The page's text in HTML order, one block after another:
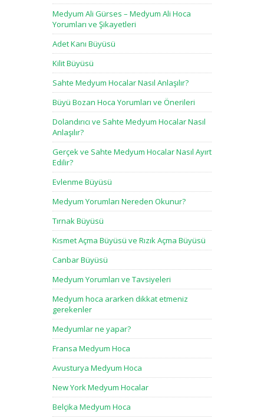
Medyum Ali Gürses – Medyum Ali Hoca
Yorumları ve Şikayetleri
Adet Kanı Büyüsü
Kilit Büyüsü
Sahte Medyum Hocalar Nasıl Anlaşılır?
Büyü Bozan Hoca Yorumları ve Önerileri
Dolandırıcı ve Sahte Medyum Hocalar Nasıl
Anlaşılır?
Gerçek ve Sahte Medyum Hocalar Nasıl Ayırt
Edilir?
Evlenme Büyüsü
Medyum Yorumları Nereden Okunur?
Tırnak Büyüsü
Kısmet Açma Büyüsü ve Rızık Açma Büyüsü
Canbar Büyüsü
Medyum Yorumları ve Tavsiyeleri
Medyum hoca ararken dikkat etmeniz
gerekenler
Medyumlar ne yapar?
Fransa Medyum Hoca
Avusturya Medyum Hoca
New York Medyum Hocalar
Belçika Medyum Hoca